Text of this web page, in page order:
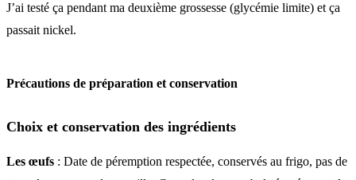
J’ai testé ça pendant ma deuxième grossesse (glycémie limite) et ça
passait nickel.
Précautions de préparation et conservation
Choix et conservation des ingrédients
Les œufs : Date de péremption respectée, conservés au frigo, pas de